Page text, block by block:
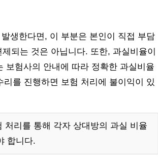
생한다면, 이 부분은 본인이 직접 부담
되는 것은 아닙니다. 또한, 과실비율이
보험사의 안내에 따라 정확한 과실비율
를 진행하면 보험 처리에 불이익이 있
처리를 통해 각자 상대방의 과실 비율
합니다.